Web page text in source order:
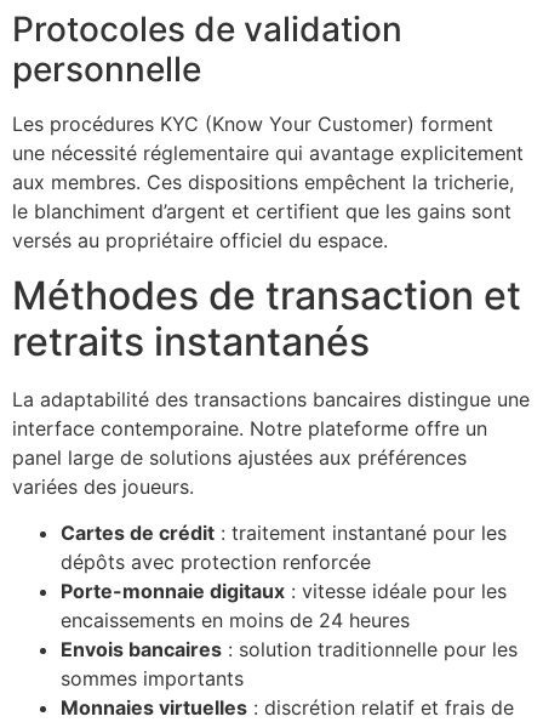
Protocoles de validation
personnelle
Les procédures KYC (Know Your Customer) forment
une nécessité réglementaire qui avantage explicitement
aux membres. Ces dispositions empêchent la tricherie,
le blanchiment d’argent et certifient que les gains sont
versés au propriétaire officiel du espace.
Méthodes de transaction et
retraits instantanés
La adaptabilité des transactions bancaires distingue une
interface contemporaine. Notre plateforme offre un
panel large de solutions ajustées aux préférences
variées des joueurs.
Cartes de crédit : traitement instantané pour les
dépôts avec protection renforcée
Porte-monnaie digitaux : vitesse idéale pour les
encaissements en moins de 24 heures
Envois bancaires : solution traditionnelle pour les
sommes importants
Monnaies virtuelles : discrétion relatif et frais de